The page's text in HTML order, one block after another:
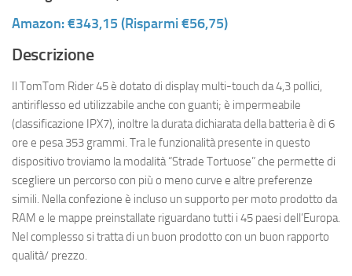
Amazon: €343,15 (Risparmi €56,75)
Descrizione
Il TomTom Rider 45 è dotato di display multi-touch da 4,3 pollici,
antiriflesso ed utilizzabile anche con guanti; è impermeabile
(classificazione IPX7), inoltre la durata dichiarata della batteria è di 6
ore e pesa 353 grammi. Tra le funzionalità presente in questo
dispositivo troviamo la modalità “Strade Tortuose” che permette di
scegliere un percorso con più o meno curve e altre preferenze
simili. Nella confezione è incluso un supporto per moto prodotto da
RAM e le mappe preinstallate riguardano tutti i 45 paesi dell’Europa.
Nel complesso si tratta di un buon prodotto con un buon rapporto
qualità/ prezzo.